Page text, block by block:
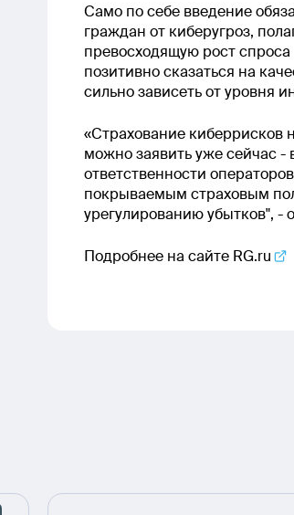
Само по себе введение
граждан от киберугроз,
превосходящую рост
позитивно сказаться на
сильно зависеть от уровня
«Страхование киберрисков
можно заявить уже сейчас -
ответственности
покрываемым страховым
урегулированию убытков", -
Подробнее на сайте RG.ru